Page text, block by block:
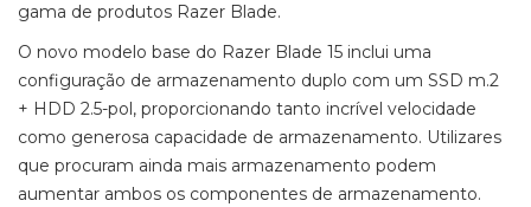
gama de produtos Razer Blade.
O novo modelo base do Razer Blade 15 inclui uma
configuração de armazenamento duplo com um SSD m.2
+ HDD 2.5-pol, proporcionando tanto incrível velocidade
como generosa capacidade de armazenamento. Utilizares
que procuram ainda mais armazenamento podem
aumentar ambos os componentes de armazenamento.